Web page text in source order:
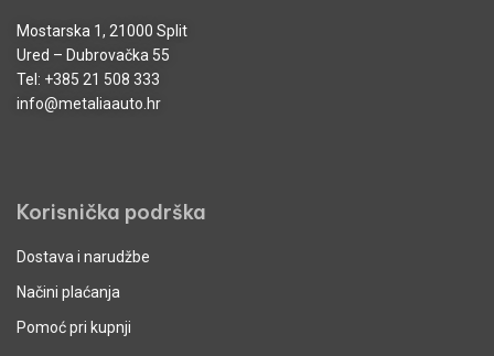
Mostarska 1, 21000 Split
Ured – Dubrovačka 55
Tel: +385 21 508 333
info@metaliaauto.hr
Korisnička podrška
Dostava i narudžbe
Načini plaćanja
Pomoć pri kupnji